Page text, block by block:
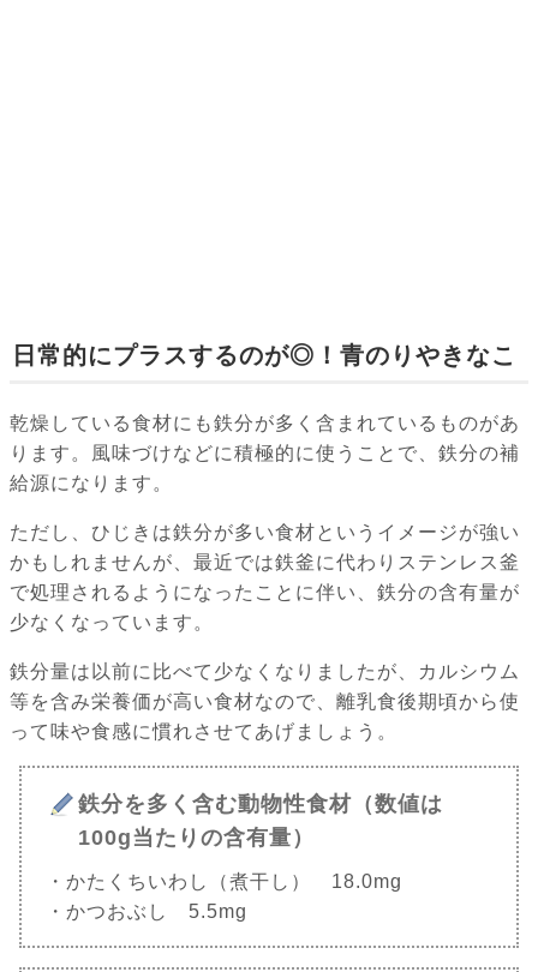
日常的にプラスするのが◎！青のりやきなこ
乾燥している食材にも鉄分が多く含まれているものがあ
ります。風味づけなどに積極的に使うことで、鉄分の補
給源になります。
ただし、ひじきは鉄分が多い食材というイメージが強い
かもしれませんが、最近では鉄釜に代わりステンレス釜
で処理されるようになったことに伴い、鉄分の含有量が
少なくなっています。
鉄分量は以前に比べて少なくなりましたが、カルシウム
等を含み栄養価が高い食材なので、離乳食後期頃から使
って味や食感に慣れさせてあげましょう。
鉄分を多く含む動物性食材（数値は
100g当たりの含有量）
・かたくちいわし（煮干し） 18.0mg
・かつおぶし 5.5mg